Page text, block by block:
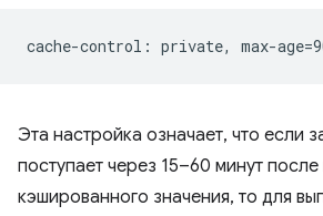
Эта настройка означает, что если
поступает через 15–60 минут
кэшированного значения, то для